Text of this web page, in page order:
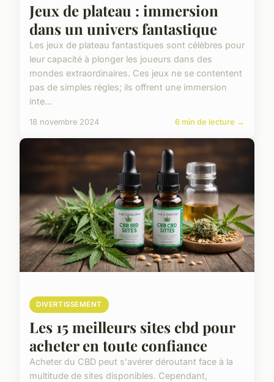
Jeux de plateau : immersion
dans un univers fantastique
Les jeux de plateau fantastiques sont célèbres pour
leur capacité à plonger les joueurs dans des
mondes extraordinaires. Ces jeux ne se contentent
pas de simples règles; ils offrent une immersion
inte...
18 novembre 2024 6 min de lecture →
DIVERTISSEMENT
Les 15 meilleurs sites cbd pour
acheter en toute confiance
Acheter du CBD peut s'avérer déroutant face à la
multitude de sites disponibles. Cependant,